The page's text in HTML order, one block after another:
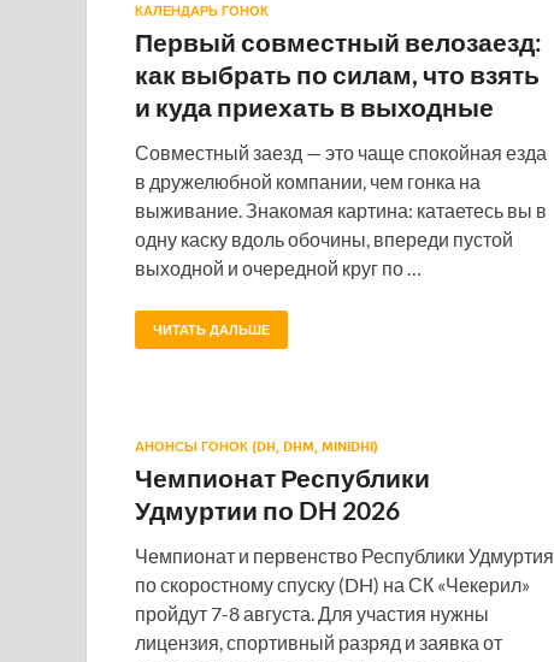
КАЛЕНДАРЬ ГОНОК
Первый совместный велозаезд:
как выбрать по силам, что взять
и куда приехать в выходные
Совместный заезд — это чаще спокойная езда
в дружелюбной компании, чем гонка на
выживание. Знакомая картина: катаетесь вы в
одну каску вдоль обочины, впереди пустой
выходной и очередной круг по …
ЧИТАТЬ ДАЛЬШЕ
АНОНСЫ ГОНОК (DH, DHM, MINIDHI)
Чемпионат Республики
Удмуртии по DH 2026
Чемпионат и первенство Республики Удмуртия
по скоростному спуску (DH) на СК «Чекерил»
пройдут 7-8 августа. Для участия нужны
лицензия, спортивный разряд и заявка от